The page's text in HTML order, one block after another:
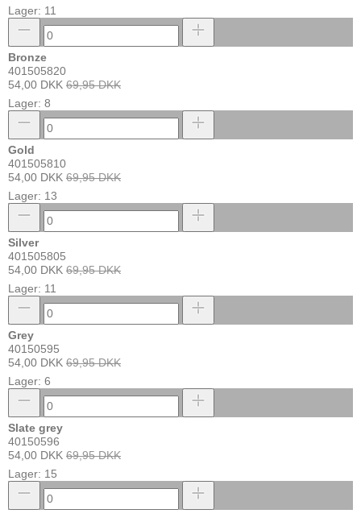
Lager: 11
Bronze
401505820
54,00 DKK 69,95 DKK
Lager: 8
Gold
401505810
54,00 DKK 69,95 DKK
Lager: 13
Silver
401505805
54,00 DKK 69,95 DKK
Lager: 11
Grey
40150595
54,00 DKK 69,95 DKK
Lager: 6
Slate grey
40150596
54,00 DKK 69,95 DKK
Lager: 15